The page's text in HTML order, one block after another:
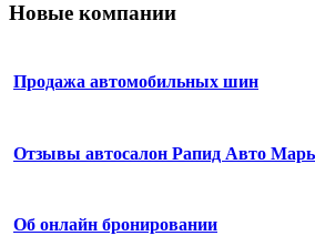
Новые компании
Продажа автомобильных шин
Отзывы автосалон Рапид Авто
Об онлайн бронировании